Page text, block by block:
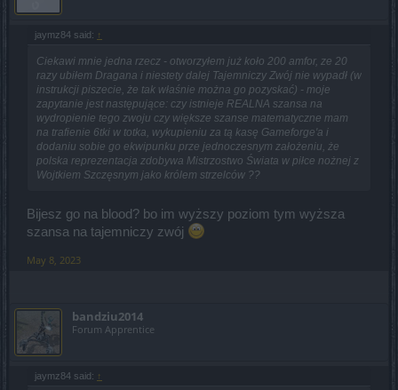
jaymz84 said: ↑
Ciekawi mnie jedna rzecz - otworzyłem już koło 200 amfor, ze 20
razy ubiłem Dragana i niestety dalej Tajemniczy Zwój nie wypadł (w
instrukcji piszecie, że tak właśnie można go pozyskać) - moje
zapytanie jest następujące: czy istnieje REALNA szansa na
wydropienie tego zwoju czy większe szanse matematyczne mam
na trafienie 6tki w totka, wykupieniu za tą kasę Gameforge'a i
dodaniu sobie go ekwipunku prze jednoczesnym założeniu, że
polska reprezentacja zdobywa Mistrzostwo Świata w piłce nożnej z
Wojtkiem Szczęsnym jako królem strzelców ??
Bijesz go na blood? bo im wyższy poziom tym wyższa
szansa na tajemniczy zwój
May 8, 2023
bandziu2014
Forum Apprentice
jaymz84 said: ↑